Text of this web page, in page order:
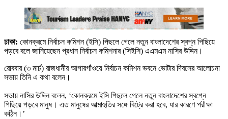
ঢাকা: কোনক্রমে নির্বাচন কমিশন (ইসি) পিছলে গেলে নতুন বাংলাদেশের স্বপ্ন পিছিয়ে
পড়বে বলে জানিয়েছেন প্রধান নির্বাচন কমিশনার (সিইসি) এএমএম নাসির উদ্দিন।
রোববার (৩ মার্চ) রাজধানীর আগারগাঁওয়ে নির্বাচন কমিশন ভবনে ভোটার দিবসের আলোচনা
সভায় তিনি এ কথা বলেন।
সভায় নাসির উদ্দিন বলেন, ‘কোনক্রমে ইসি পিছলে গেলে নতুন বাংলাদেশের স্বপ্নে
পিছিয়ে পড়বে মানুষ। এত মানুষের আত্মাহুতির সঙ্গে বিট্রে করা হবে, যার কারণে পরীক্ষা
কঠিন।’